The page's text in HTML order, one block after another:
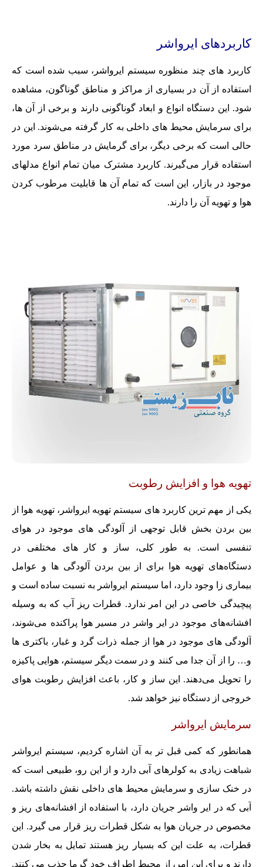
کاربردهای ایرواشر
کاربرد های چند منظوره سیستم ایرواشر، سبب شده است که
استفاده از آن در بسیاری از مراکز و مناطق گوناگون، مشاهده
شود. این دستگاه انواع و ابعاد گوناگونی دارند و برخی از آن ها،
برای سرمایش محیط های داخلی به کار گرفته می‌شوند. این در
حالی است که برخی دیگر، برای گرمایش در مناطق سرد مورد
استفاده قرار می‌گیرند. کاربرد مشترک میان تمام انواع مدلهای
موجود در بازار، این است که تمام آن ها قابلیت مرطوب کردن
هوا و تهویه آن را دارند.
تهویه هوا و افزایش رطوبت
یکی از مهم ترین کاربرد های سیستم تهویه ایرواشر، تهویه هوا از
بین بردن بخش قابل توجهی از آلودگی های موجود در هوای
تنفسی است. به طور کلی، ساز و کار های مختلفی در
دستگاه‌های تهویه هوا برای از بین بردن آلودگی ها و عوامل
بیماری زا وجود دارد، اما سیستم ایرواشر به نسبت ساده است و
پیچیدگی خاصی در این امر ندارد. قطرات ریز آب که به وسیله
افشانه‌های موجود در ایر واشر در مسیر هوا پراکنده می‌شوند،
آلودگی های موجود در هوا از جمله ذرات گرد و غبار، باکتری ها
و… را از آن جدا می کنند و در سمت دیگر سیستم، هوایی پاکیزه
را تحویل می‌دهند. این ساز و کار، باعث افزایش رطوبت هوای
خروجی از دستگاه نیز خواهد شد.
سرمایش ایرواشر
همانطور که کمی قبل تر به آن اشاره کردیم، سیستم ایرواشر
شباهت زیادی به کولرهای آبی دارد و از این رو، طبیعی است که
در خنک سازی و سرمایش محیط های داخلی نقش داشته باشد.
آبی که در ایر واشر جریان دارد، با استفاده از افشانه‌های ریز و
مخصوص در جریان هوا به شکل قطرات ریز قرار می گیرد. این
قطرات، به علت این که بسیار ریز هستند تمایل به بخار شدن
دارند و برای این امر، از محیط اطراف خود گرما جذب می کنند.